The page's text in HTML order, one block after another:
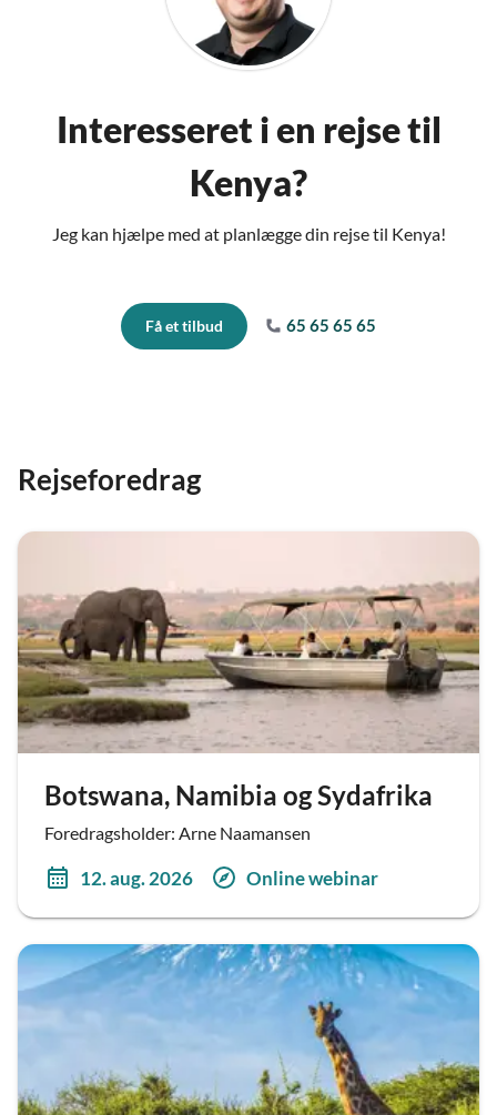
Interesseret i en rejse til
Kenya?
Jeg kan hjælpe med at planlægge din rejse til Kenya!
Få et tilbud 65 65 65 65
Rejseforedrag
Botswana, Namibia og Sydafrika
Foredragsholder: Arne Naamansen
12. aug. 2026 Online webinar